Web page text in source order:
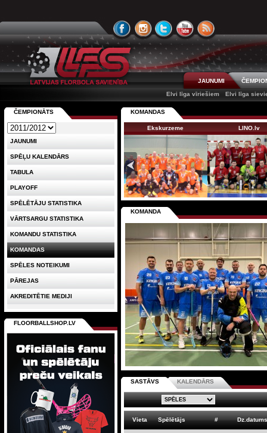
JAUNUMI
Elvi līga vīriešiem
Elvi līga
KOMANDAS
Ekskurzeme LINO.lv
KOMANDA
SASTĀVS KALENDĀRS
Vieta Spēlētājs # Dz.datums
ČEMPIONĀTS
JAUNUMI
SPĒĻU KALENDĀRS
TABULA
PLAYOFF
SPĒLĒTĀJU STATISTIKA
VĀRTSARGU STATISTIKA
KOMANDU STATISTIKA
KOMANDAS
SPĒLES NOTEIKUMI
PĀREJAS
AKREDITĒTIE MEDIJI
FLOORBALLSHOP.LV